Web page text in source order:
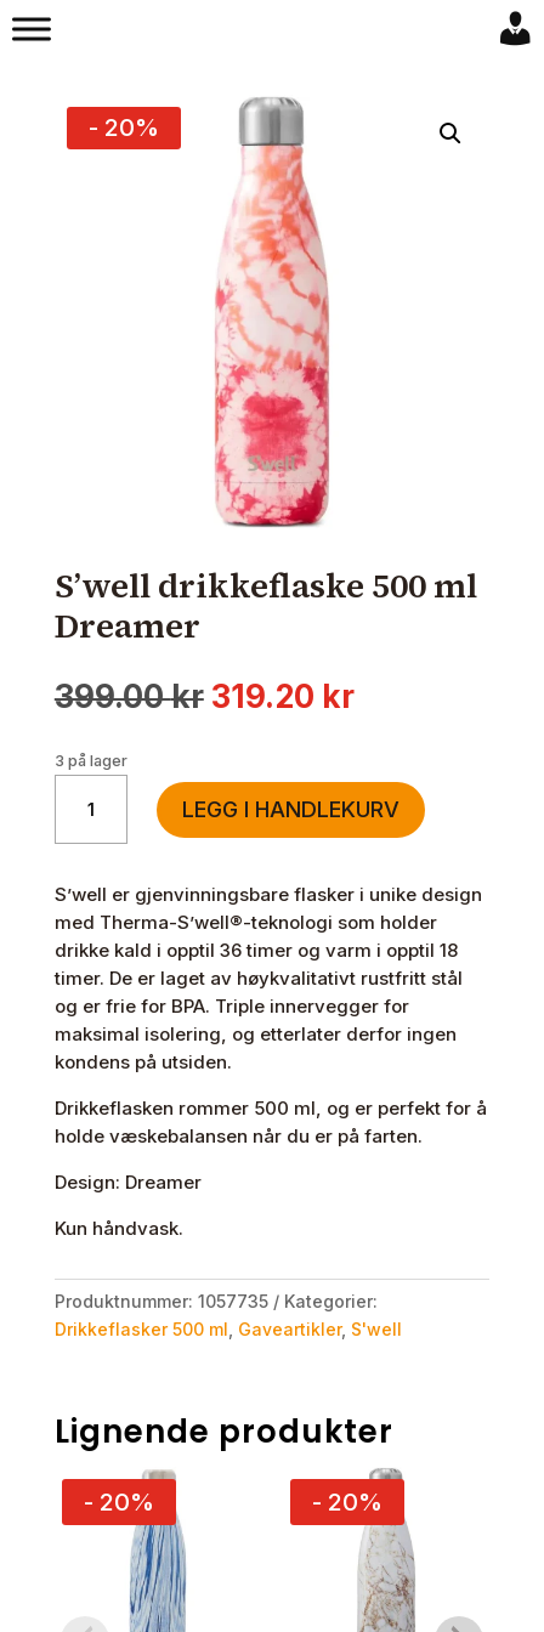
- 20%
S’well drikkeflaske 500 ml
Dreamer
399.00kr Opprinnelig
399.00 kr.
319.20 krNåværende
319.20 kr.
3 på lager
drikkeflaske
500
Dreamer
antall
LEGG I HANDLEKURV
S’well er gjenvinningsbare flasker i unike design
med Therma-S’well®-teknologi som holder
drikke kald i opptil 36 timer og varm i opptil 18
timer. De er laget av høykvalitativt rustfritt stål
og er frie for BPA. Triple innervegger for
maksimal isolering, og etterlater derfor ingen
kondens på utsiden.
Drikkeflasken rommer 500 ml, og er perfekt for å
holde væskebalansen når du er på farten.
Design: Dreamer
Kun håndvask.
Produktnummer: 1057735
Kategorier:
Drikkeflasker 500 ml Gaveartikler, S'well
Lignende produkter
- 20% - 20%